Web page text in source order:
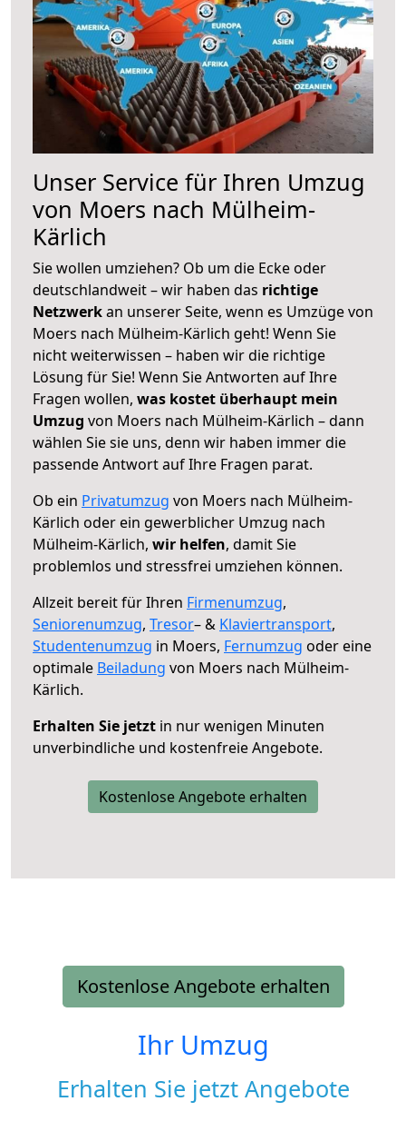
Unser Service für Ihren Umzug
von Moers nach Mülheim-
Kärlich
Sie wollen umziehen? Ob um die Ecke oder
deutschlandweit – wir haben das richtige
Netzwerkan unserer Seite, wenn es Umzüge von
Moers nach Mülheim-Kärlich geht! Wenn Sie
nicht weiterwissen – haben wir die richtige
Lösung für Sie! Wenn Sie Antworten auf Ihre
Fragen wollen, was kostet überhaupt mein
Umzug von Moers nach Mülheim-Kärlich – dann
wählen Sie sie uns, denn wir haben immer die
passende Antwort auf Ihre Fragen parat.
Ob ein Privatumzug von Moers nach Mülheim-
Kärlich oder ein gewerblicher Umzug nach
Mülheim-Kärlich, wir helfen, damit Sie
problemlos und stressfrei umziehen können.
Allzeit bereit für Ihren Firmenumzug,
Seniorenumzug, Tresor– & Klaviertransport,
Studentenumzug in Moers, Fernumzug oder eine
optimale Beiladung von Moers nach Mülheim-
Kärlich.
Erhalten Sie jetzt in nur wenigen Minuten
unverbindliche und kostenfreie Angebote.
Kostenlose Angebote erhalten
Kostenlose Angebote erhalten
Ihr Umzug
Erhalten Sie jetzt Angebote